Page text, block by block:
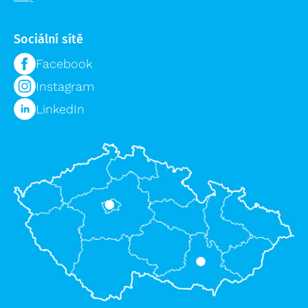
Regálové systémy
Modulární organizační vozík MPO
Příslušenství žebříků výprodej
Lešení výprodej
Sociální sítě
Facebook
Instagram
LinkedIn